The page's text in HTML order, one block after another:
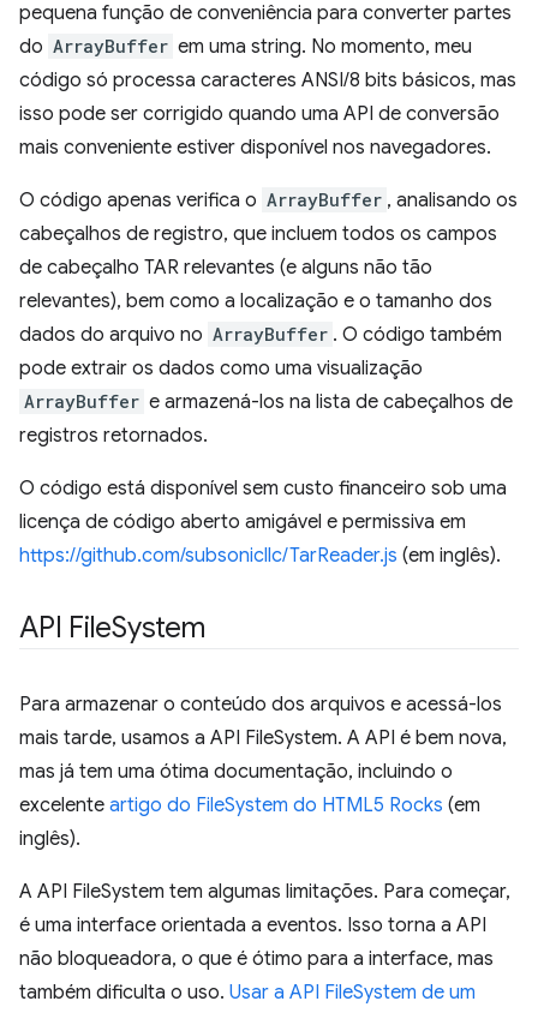
pequena função de conveniência para converter partes
do ArrayBuffer em uma string. No momento, meu
código só processa caracteres ANSI/8 bits básicos, mas
isso pode ser corrigido quando uma API de conversão
mais conveniente estiver disponível nos navegadores.
O código apenas verifica o ArrayBuffer , analisando os
cabeçalhos de registro, que incluem todos os campos
de cabeçalho TAR relevantes (e alguns não tão
relevantes), bem como a localização e o tamanho dos
dados do arquivo no ArrayBuffer . O código também
pode extrair os dados como uma visualização
ArrayBuffer e armazená-los na lista de cabeçalhos de
registros retornados.
O código está disponível sem custo financeiro sob uma
licença de código aberto amigável e permissiva em
https://github.com/subsonicllc/TarReader.js (em inglês).
API FileSystem
Para armazenar o conteúdo dos arquivos e acessá-los
mais tarde, usamos a API FileSystem. A API é bem nova,
mas já tem uma ótima documentação, incluindo o
excelente artigo do FileSystem do HTML5 Rocks (em
inglês).
A API FileSystem tem algumas limitações. Para começar,
é uma interface orientada a eventos. Isso torna a API
não bloqueadora, o que é ótimo para a interface, mas
também dificulta o uso. Usar a API FileSystem de um